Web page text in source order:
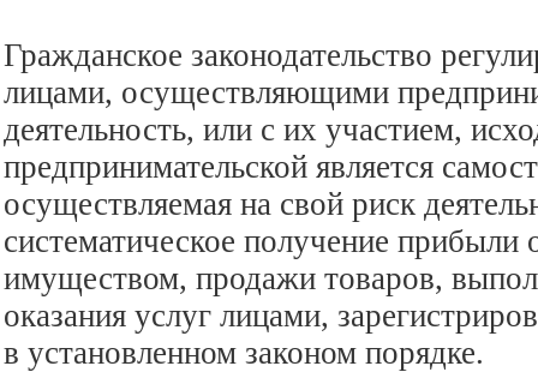
Гражданское законодательство
лицами, осуществляющими
деятельность, или с их участием,
предпринимательской является
осуществляемая на свой риск
систематическое получение прибыли
имуществом, продажи товаров,
оказания услуг лицами,
в установленном законом порядке.